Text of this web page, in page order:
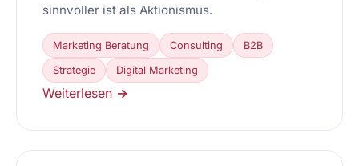
sinnvoller ist als Aktionismus.
Marketing Beratung Consulting B2B
Strategie Digital Marketing
Weiterlesen →